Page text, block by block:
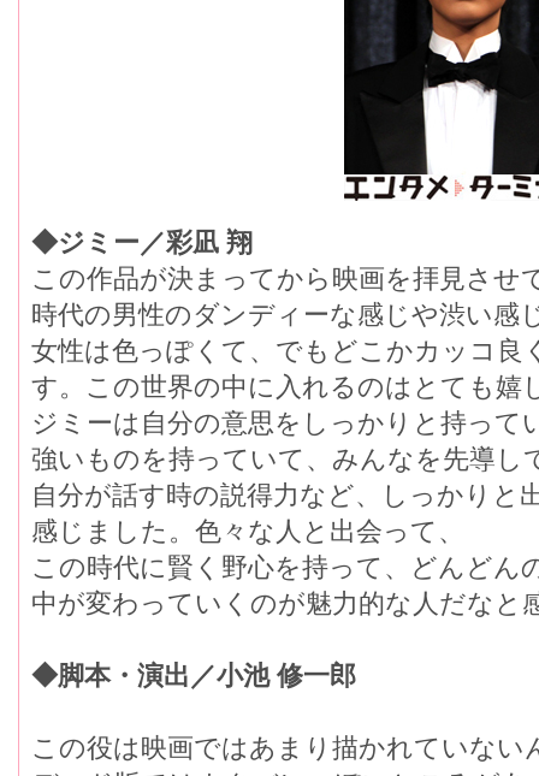
◆ジミー／彩凪 翔
この作品が決まってから映画を拝見させ
時代の男性のダンディーな感じや渋い感
女性は色っぽくて、でもどこかカッコ良
す。この世界の中に入れるのはとても嬉
ジミーは自分の意思をしっかりと持って
強いものを持っていて、みんなを先導し
自分が話す時の説得力など、しっかりと
感じました。色々な人と出会って、
この時代に賢く野心を持って、どんどん
中が変わっていくのが魅力的な人だなと
◆脚本・演出／小池 修一郎
この役は映画ではあまり描かれていな